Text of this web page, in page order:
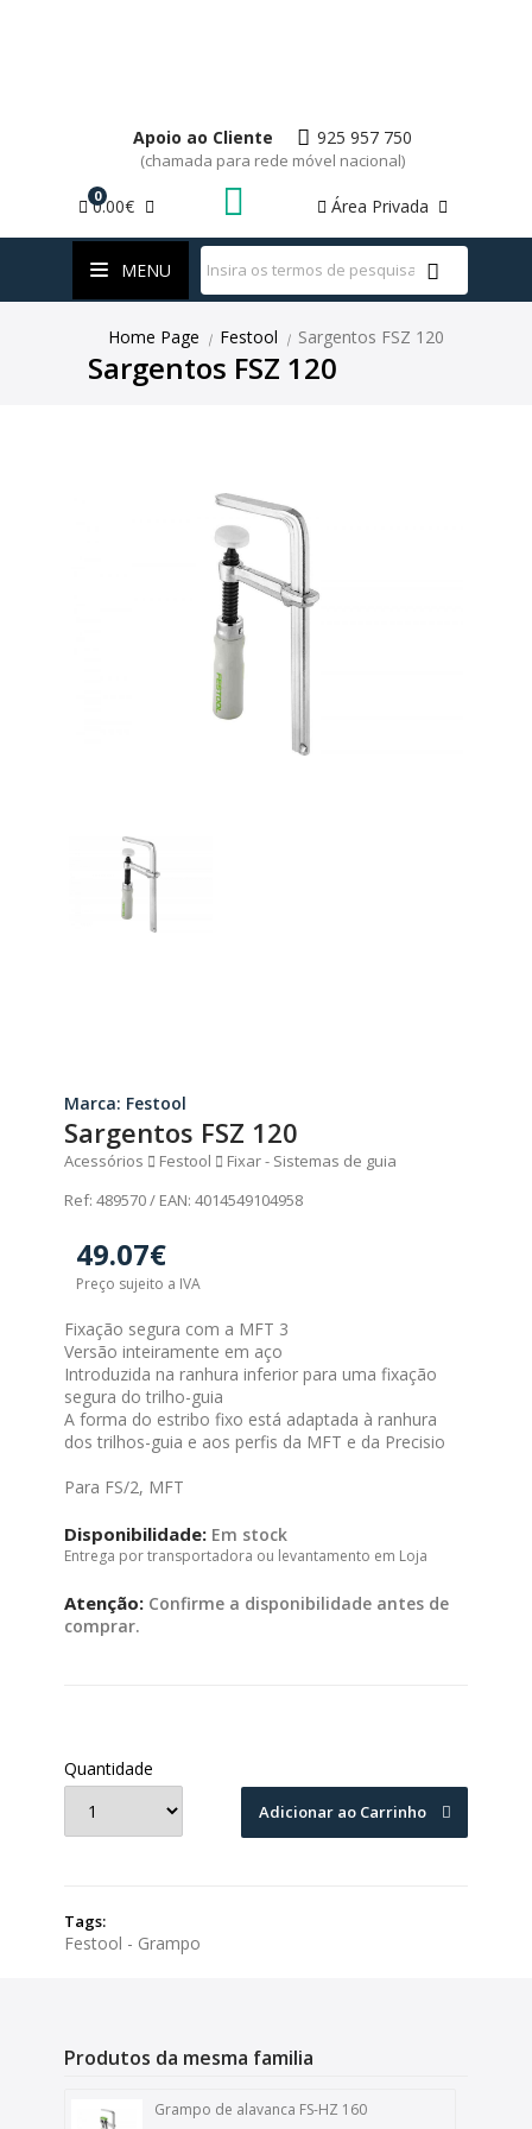
WhatsApp
Apoio ao Cliente 925 957 750
(chamada para rede móvel nacional)
Área Privada
0
0.00€
MENU
Home Page | Festool | Sargentos FSZ 120
Sargentos FSZ 120
Marca: Festool
Sargentos FSZ 120
Acessórios Festool
Fixar - Sistemas de guia
Ref: 489570 / EAN: 4014549104958
49.07€
Preço sujeito a IVA
Fixação segura com a MFT 3
Versão inteiramente em aço
Introduzida na ranhura inferior para uma fixação
segura do trilho-guia
A forma do estribo fixo está adaptada à ranhura
dos trilhos-guia e aos perfis da MFT e da Precisio
Para FS/2, MFT
Disponibilidade: Em stock
Entrega por transportadora ou levantamento em Loja
Atenção: Confirme a disponibilidade antes de
comprar.
Quantidade
Adicionar ao Carrinho
Tags:
Festool - Grampo
Produtos da mesma familia
Grampo de alavanca FS-HZ 160